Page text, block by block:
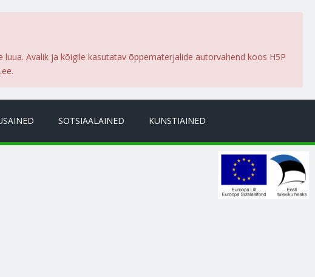
Avalik ja kõigile kasutatav õppematerjalide autorvahend koos H5P
SOTSIAALAINED KUNSTIAINED